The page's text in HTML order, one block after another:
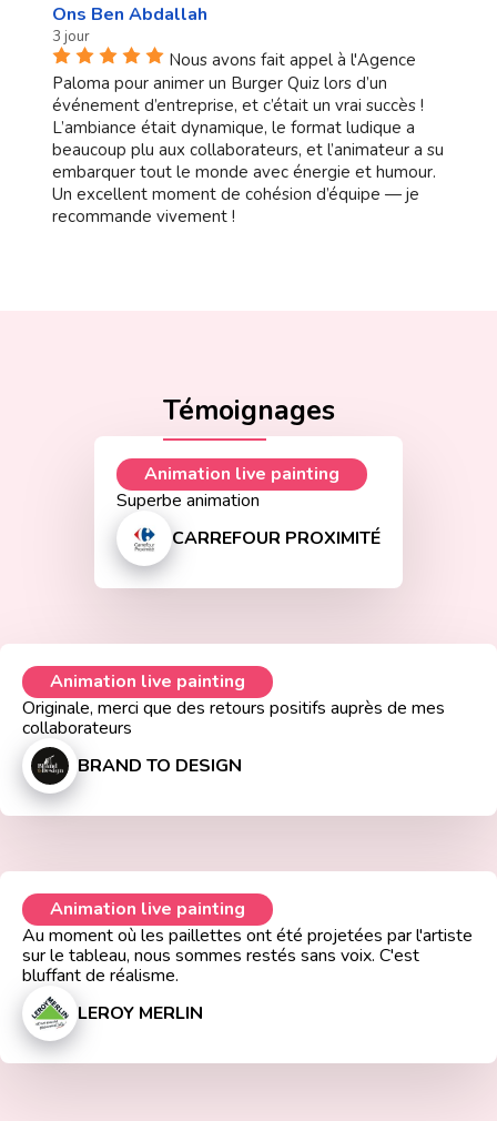
Ons Ben Abdallah
3 jour
Nous avons fait appel à l'Agence
Paloma pour animer un Burger Quiz lors d’un
événement d’entreprise, et c’était un vrai succès !
L’ambiance était dynamique, le format ludique a
beaucoup plu aux collaborateurs, et l’animateur a su
embarquer tout le monde avec énergie et humour.
Un excellent moment de cohésion d’équipe — je
recommande vivement !
Témoignages
Animation live painting
Superbe animation
CARREFOUR PROXIMITÉ
Animation live painting
Originale, merci que des retours positifs auprès de mes
collaborateurs
BRAND TO DESIGN
Animation live painting
Au moment où les paillettes ont été projetées par l'artiste
sur le tableau, nous sommes restés sans voix. C'est
bluffant de réalisme.
LEROY MERLIN